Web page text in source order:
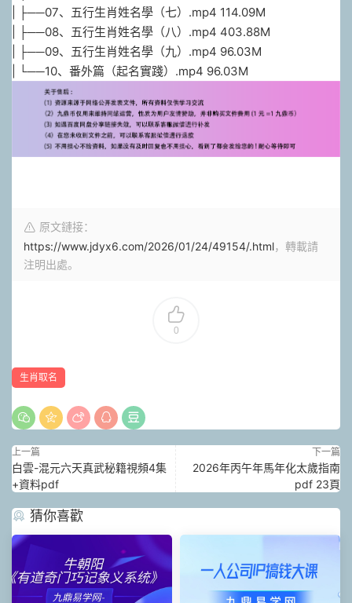
| ├──07、五行生肖姓名學（七）.mp4 114.09M
| ├──08、五行生肖姓名學（八）.mp4 403.88M
| ├──09、五行生肖姓名學（九）.mp4 96.03M
| └──10、番外篇（起名實踐）.mp4 96.03M
原文鏈接：
https://www.jdyx6.com/2026/01/24/49154/.html，轉載請
注明出處。
0
生肖取名
上一篇
白雲-混元六天真武秘籍視頻4集
+資料pdf
下一篇
2026年丙午年馬年化太歲指南
pdf 23頁
猜你喜歡